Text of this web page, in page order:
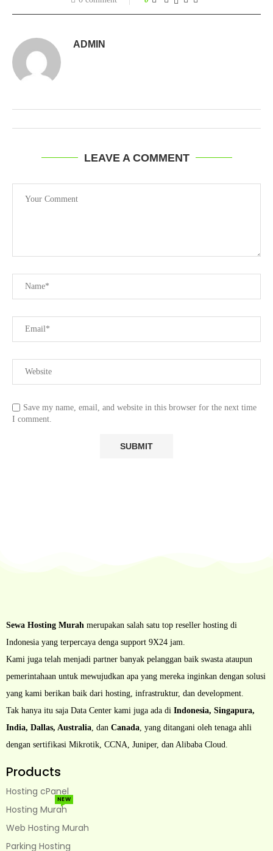
ADMIN
LEAVE A COMMENT
Save my name, email, and website in this browser for the next time
I comment.
Sewa Hosting Murah merupakan salah satu top reseller hosting di
Indonesia yang terpercaya denga support 9X24 jam.
Kami juga telah menjadi partner banyak pelanggan baik swasta ataupun
pemerintahaan untuk mewujudkan apa yang mereka inginkan dengan solusi
yang kami berikan baik dari hosting, infrastruktur, dan development.
Tak hanya itu saja Data Center kami juga ada di Indonesia, Singapura,
India, Dallas, Australia, dan Canada, yang ditangani oleh tenaga ahli
dengan sertifikasi Mikrotik, CCNA, Juniper, dan Alibaba Cloud.
Products
Hosting cPanel
Hosting Murah
NEW
Web Hosting Murah
Parking Hosting